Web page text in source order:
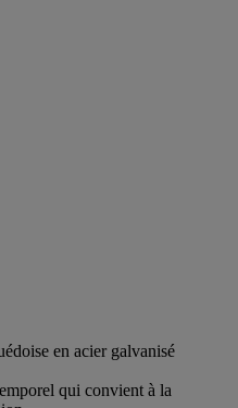
en acier galvanisé
qui convient à la